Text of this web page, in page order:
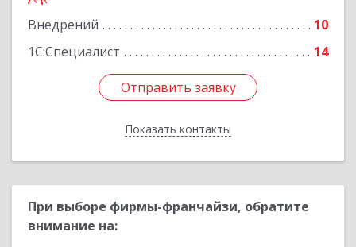
Внедрений
10
1С:Специалист
14
Отправить заявку
Показать контакты
Отправить заявку
Назад
При выборе фирмы-франчайзи, обратите
внимание на: